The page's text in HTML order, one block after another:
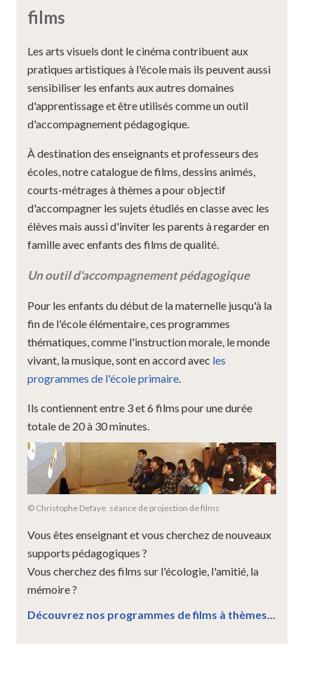
films
Les arts visuels dont le cinéma contribuent aux
pratiques artistiques à l'école mais ils peuvent aussi
sensibiliser les enfants aux autres domaines
d'apprentissage et être utilisés comme un outil
d'accompagnement pédagogique.
À destination des enseignants et professeurs des
écoles, notre catalogue de films, dessins animés,
courts-métrages à thèmes a pour objectif
d'accompagner les sujets étudiés en classe avec les
élèves mais aussi d'inviter les parents à regarder en
famille avec enfants des films de qualité.
Un outil d'accompagnement pédagogique
Pour les enfants du début de la maternelle jusqu'à la
fin de l'école élémentaire, ces programmes
thématiques, comme l'instruction morale, le monde
vivant, la musique, sont en accord avec les
programmes de l'école primaire
Ils contiennent entre 3 et 6 films pour une durée
totale de 20 à 30 minutes.
© Christophe Defaye. séance de projection de films
Vous êtes enseignant et vous cherchez de nouveaux
supports pédagogiques ?
Vous cherchez des films sur l'écologie, l'amitié, la
mémoire ?
Découvrez nos programmes de films à thèmes...